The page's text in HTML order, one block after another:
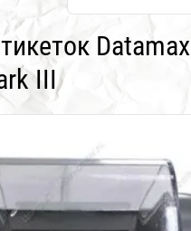
Datamax
III